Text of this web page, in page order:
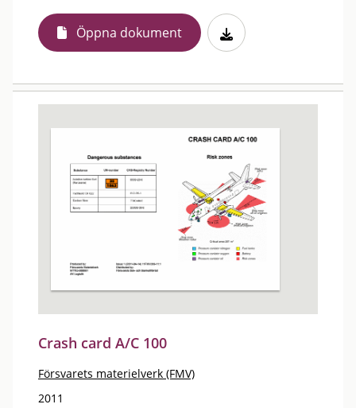
Öppna dokument
Crash card A/C 100
Försvarets materielverk (FMV)
2011